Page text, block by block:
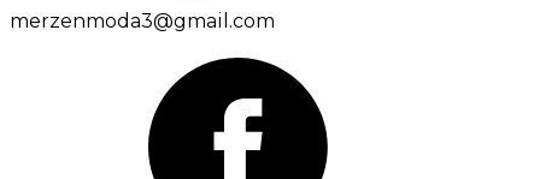
merzenmoda3@gmail.com